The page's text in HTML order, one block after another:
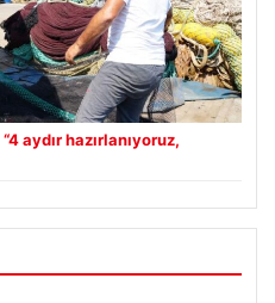
aydır hazırlanıyoruz,